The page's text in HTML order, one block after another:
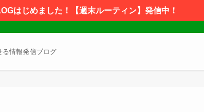
はじめました！【週末ルーティン】発信中！
情報発信ブログ